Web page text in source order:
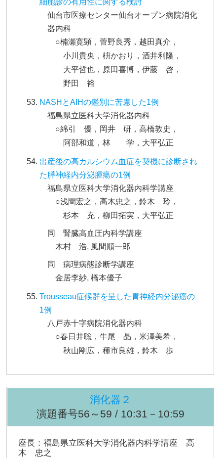
細胞診の有用性に関する検討
仙台市医療センター仙台オープン病院消化
器内科
○楠瀬寛顕，菅野良秀，越田真介，
小川貴央，枡かおり，酒井利隆，
大平哲也，原田喜博，伊藤 啓，
野田 裕
NASHとAIHの鑑別に苦慮した1例
福島県立医科大学消化器内科
○綿引 優，岡井 研，高橋敦史，
阿部和道，林 学，大平弘正
出産後の高カルシウム血症を契機に診断され
た膵神経内分泌腫瘍の1例
福島県立医科大学消化器内科学講座
○浅間宏之，高木忠之，鈴木 玲，
杉本 充，柳田拓実，大平弘正
同 腎臓高血圧内科学講座
木村 浩, 風間順一郎
同 病理病態診断学講座
金居李紗, 橋本優子
Trousseau症候群を呈した胃神経内分泌癌の
1例
八戸赤十字病院消化器内科
○春日井聡，牛尾 晶，米澤美希，
秋山剛広，種市良雄，鈴木 歩
消化器２
演題番号56～59 / 10:31－10:59
座長：福島県立医科大学消化器内科学講座 高
木 忠之